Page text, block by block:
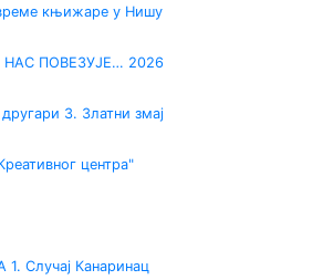
књижаре у Нишу
НАС ПОВЕЗУЈЕ… 2026
3. Златни змај
центра"
Случај Канаринац